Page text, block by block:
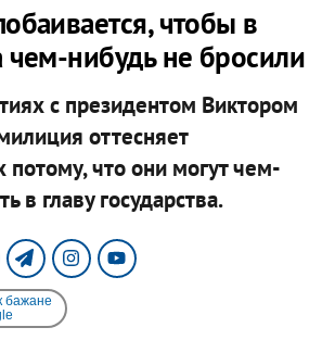
чтобы в
чем-нибудь не бросили
с президентом Виктором
оттесняет
что они могут чем-
в главу государства.
бажане